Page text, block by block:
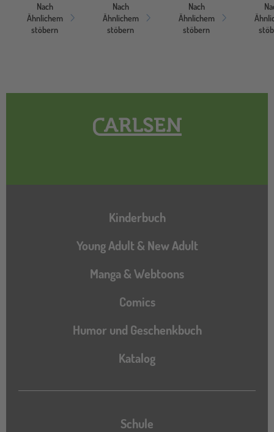
Nach
Ähnlichem
stöbern
Nach
Ähnlichem
stöbern
Nach
Ähnlichem
stöbern
Hauptnavigation
Kinderbuch
Young Adult & New Adult
Manga & Webtoons
Comics
Humor und Geschenkbuch
Katalog
Katalog
Schule